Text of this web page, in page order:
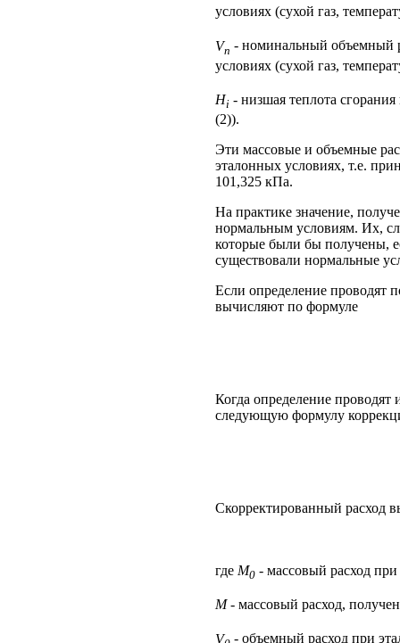
условиях (сухой газ,
Vn - номинальный объемный
условиях (сухой газ,
Hi - низшая теплота
(2)).
Эти массовые и объемные
эталонных условиях, т.е.
101,325 кПа.
На практике значение,
нормальным условиям. Их,
которые были бы получены,
существовали нормальные
Если определение проводят
вычисляют по формуле
Когда определение проводят
следующую формулу
Скорректированный расход
где M0 - массовый расход
M- массовый расход,
V - объемный расход при